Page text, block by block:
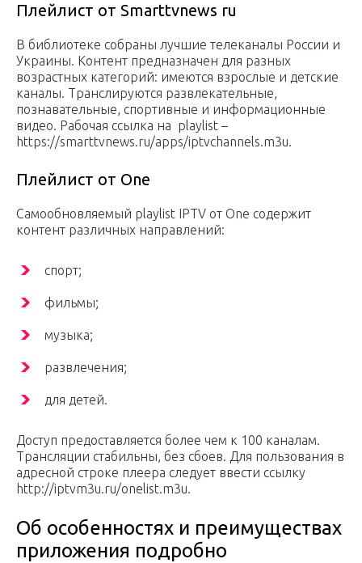
Плейлист от Smarttvnews ru
В библиотеке собраны лучшие телеканалы России и
Украины. Контент предназначен для разных
возрастных категорий: имеются взрослые и детские
каналы. Транслируются развлекательные,
познавательные, спортивные и информационные
видео. Рабочая ссылка на playlist –
https://smarttvnews.ru/apps/iptvchannels.m3u.
Плейлист от One
Самообновляемый playlist IPTV от One содержит
контент различных направлений:
спорт;
фильмы;
музыка;
развлечения;
для детей.
Доступ предоставляется более чем к 100 каналам.
Трансляции стабильны, без сбоев. Для пользования в
адресной строке плеера следует ввести ссылку
http://iptvm3u.ru/onelist.m3u.
Об особенностях и преимуществах
приложения подробно